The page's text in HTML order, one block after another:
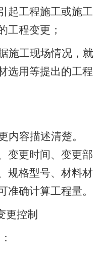
起工程施工或施工
工程变更；
施工现场情况，就
选用等提出的工程
内容描述清楚。
变更时间、变更部
规格型号、材料材
准确计算工程量。
更控制